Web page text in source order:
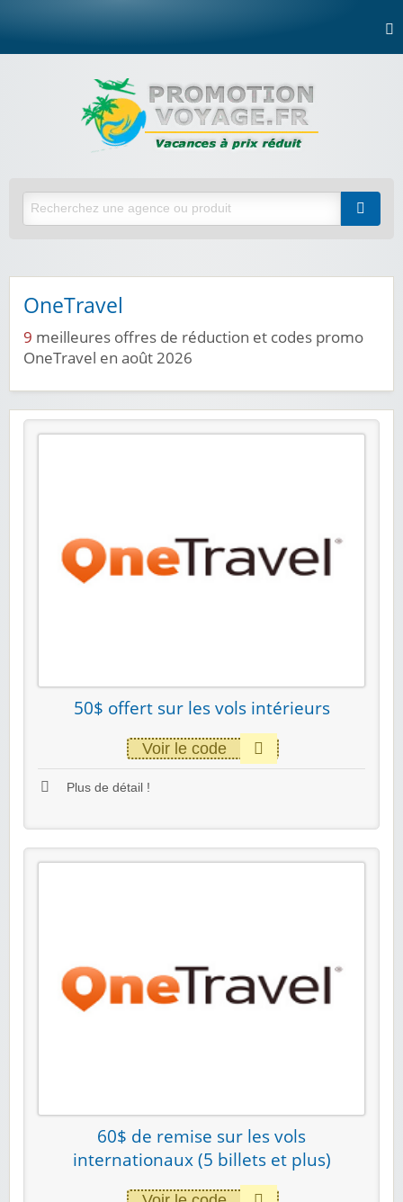
OneTravel
9 meilleures offres de réduction et codes promo
OneTravel en août 2026
50$ offert sur les vols intérieurs
Voir le code
Plus de détail !
60$ de remise sur les vols
internationaux (5 billets et plus)